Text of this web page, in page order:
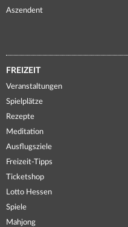
Aszendent
FREIZEIT
Veranstaltungen
Spielplätze
Rezepte
Meditation
Ausflugsziele
Freizeit-Tipps
Ticketshop
Lotto Hessen
Spiele
Mahjong